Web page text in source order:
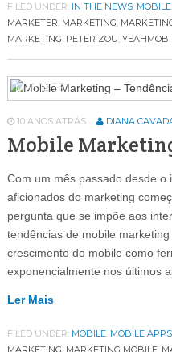
FILED UNDER: IN THE NEWS, MOBILE,
MARKETER, MARKETING,
MARKETING, PETER ZOU, YEAHMOBI
Mobile 75
10 ANOS ATRÁS DIANA
Mobile
Com um mês passado desde o
aficionados do marketing
pergunta que se impõe aos
tendências de mobile
crescimento do mobile como
exponencialmente nos últimos
Ler Mais
FILED UNDER: MOBILE, MOBILE APPS
MARKETING, MARKETING MOBILE,